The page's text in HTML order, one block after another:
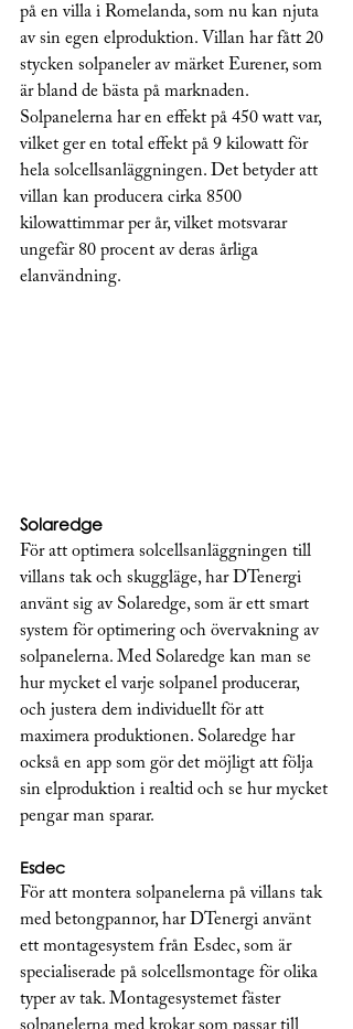
på en villa i Romelanda, som nu kan njuta
av sin egen elproduktion. Villan har fått 20
stycken solpaneler av märket Eurener, som
är bland de bästa på marknaden.
Solpanelerna har en effekt på 450 watt var,
vilket ger en total effekt på 9 kilowatt för
hela solcellsanläggningen. Det betyder att
villan kan producera cirka 8500
kilowattimmar per år, vilket motsvarar
ungefär 80 procent av deras årliga
elanvändning.
Solaredge
För att optimera solcellsanläggningen till
villans tak och skuggläge, har DTenergi
använt sig av Solaredge, som är ett smart
system för optimering och övervakning av
solpanelerna. Med Solaredge kan man se
hur mycket el varje solpanel producerar,
och justera dem individuellt för att
maximera produktionen. Solaredge har
också en app som gör det möjligt att följa
sin elproduktion i realtid och se hur mycket
pengar man sparar.
Esdec
För att montera solpanelerna på villans tak
med betongpannor, har DTenergi använt
ett montagesystem från Esdec, som är
specialiserade på solcellsmontage för olika
typer av tak. Montagesystemet fäster